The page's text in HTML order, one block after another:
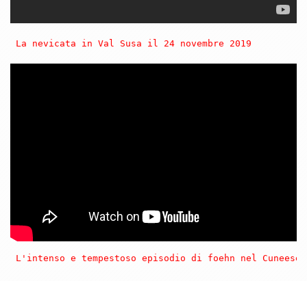
La nevicata in Val Susa il 24 novembre 2019
L'intenso e tempestoso episodio di foehn nel